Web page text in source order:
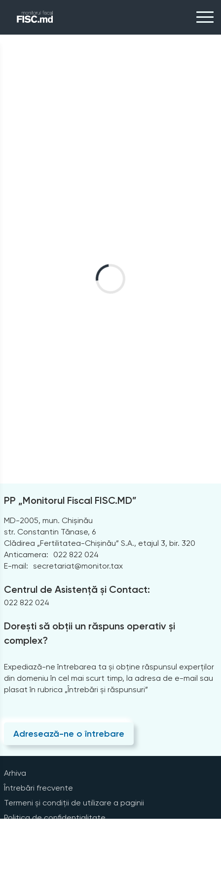
PP „Monitorul Fiscal FISC.MD”
MD-2005, mun. Chișinău
str. Constantin Tănase, 6
Clădirea „Fertilitatea-Chișinău” S.A., etajul 3, bir. 320
Anticamera:
022 822 024
E-mail: secretariat@monitor.tax
Centrul de Asistență și Contact:
022 822 024
Dorești să obții un răspuns operativ și
complex?
Expediază-ne întrebarea ta și obține răspunsul experților
din domeniu în cel mai scurt timp, la adresa de e-mail sau
plasat în rubrica „Întrebări și răspunsuri”
Adresează-ne o întrebare
Arhiva
Întrebări frecvente
Termeni și condiții de utilizare a paginii
Politica de confidențialitate